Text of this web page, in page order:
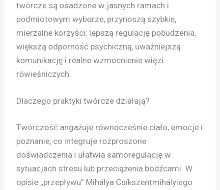
twórcze są osadzone w jasnych ramach i
podmiotowym wyborze, przynoszą szybkie,
mierzalne korzyści: lepszą regulację pobudzenia,
większą odporność psychiczną, uważniejszą
komunikację i realne wzmocnienie więzi
rówieśniczych.
Dlaczego praktyki twórcze działają?
Twórczość angażuje równocześnie ciało, emocje i
poznanie, co integruje rozproszone
doświadczenia i ułatwia samoregulację w
sytuacjach stresu lub przeciążenia bodźcami. W
opisie „przepływu” Mihálya Csíkszentmihályiego